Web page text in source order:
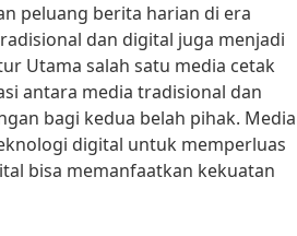
peluang berita harian di era
dan digital juga menjadi
Utama salah satu media cetak
antara media tradisional dan
bagi kedua belah pihak. Media
digital untuk memperluas
bisa memanfaatkan kekuatan